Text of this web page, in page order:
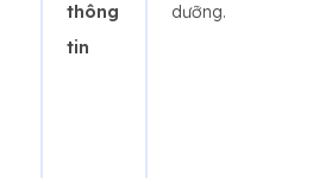
thông
tin
dưỡng.